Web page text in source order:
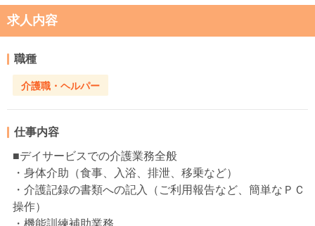
求人内容
職種
介護職・ヘルパー
仕事内容
■デイサービスでの介護業務全般
・身体介助（食事、入浴、排泄、移乗など）
・介護記録の書類への記入（ご利用報告など、簡単なＰＣ
操作）
・機能訓練補助業務